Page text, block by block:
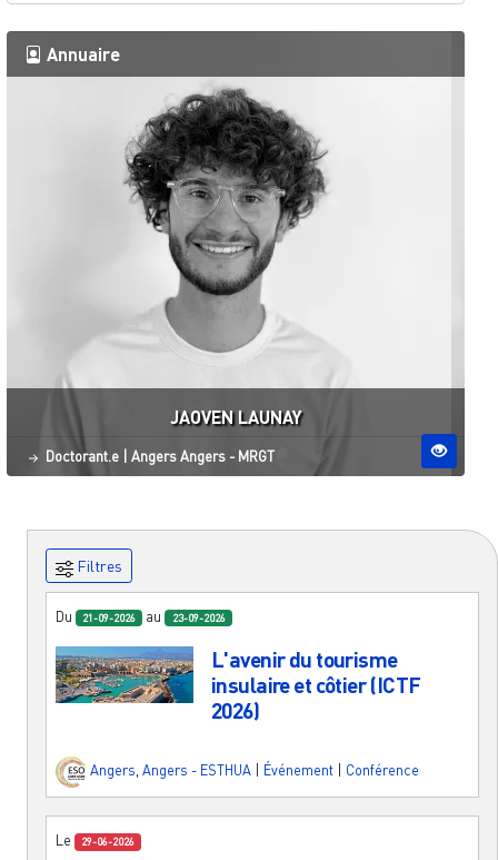
Annuaire
JAOVEN LAUNAY
Statut
Doctorant.e Site ESO
Angers Angers - MRGT
Filtres
Du 21-09-2026 au 23-09-2026
L'avenir du tourisme
insulaire et côtier (ICTF
2026)
Angers, Angers - ESTHUA Événement Conférence
Le 29-06-2026